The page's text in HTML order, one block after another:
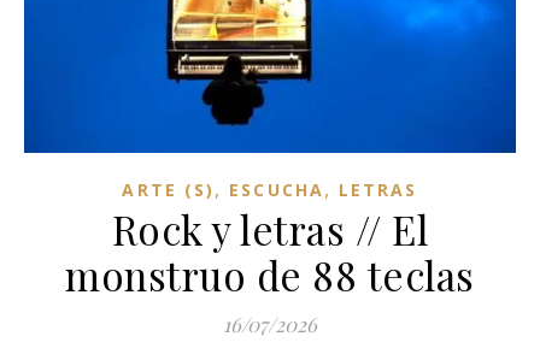
ARTE (S) , ESCUCHA, LETRAS
Rock y letras // El
monstruo de 88 teclas
16/07/2026